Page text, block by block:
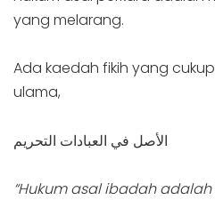
yang melarang.
Ada kaedah fikih yang
ulama,
الأصل في العبادات التحريم
“Hukum asal ibadah